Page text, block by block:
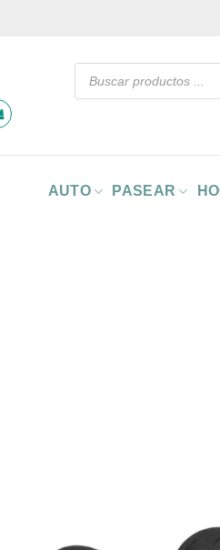
Búsqueda
AUTO PASEAR